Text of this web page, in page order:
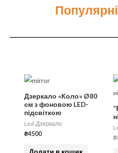
Дзеркало «Коло» Ø80
см з фоновою LED-
підсвіткою
Led-Дзеркало
₴4500
₴